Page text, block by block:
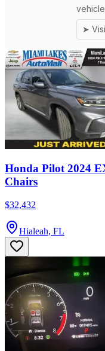
Honda Pilot 2024
Chairs
$32,432
Hialeah, FL